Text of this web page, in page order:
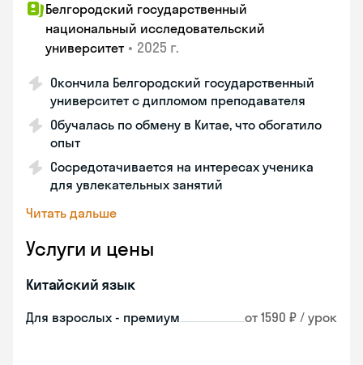
Белгородский государственный
национальный исследовательский
университет • 2025 г.
Окончила Белгородский государственный
университет с дипломом преподавателя
Обучалась по обмену в Китае, что обогатило
опыт
Сосредотачивается на интересах ученика
для увлекательных занятий
Читать дальше
Услуги и цены
Китайский язык
Для взрослых - премиум от 1590 ₽ / урок